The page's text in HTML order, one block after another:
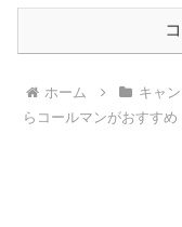
ホーム キャ
らコールマンがおすす